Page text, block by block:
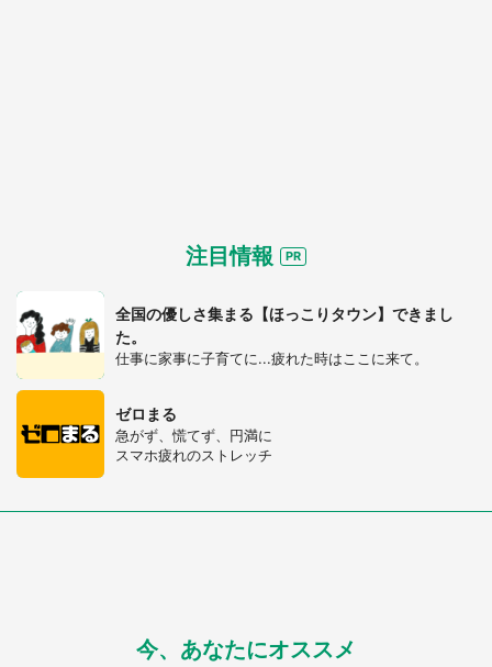
注目情報
全国の優しさ集まる【ほっこりタウン】できまし
た。
仕事に家事に子育てに...疲れた時はここに来て。
ゼロまる
急がず、慌てず、円満に
スマホ疲れのストレッチ
今、あなたにオススメ